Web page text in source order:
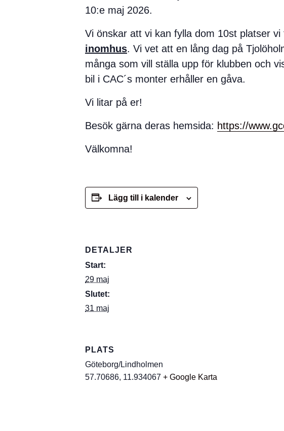
10:e maj 2026.
Vi önskar att vi kan fylla dom 10st platser vi
inomhus. Vi vet att en lång dag på
många som vill ställa upp för klubben och
bil i CAC´s monter erhåller en gåva.
Vi litar på er!
Besök gärna deras hemsida: https://
Välkomna!
Lägg till i kalender
DETALJER
Start:
29 maj
Slutet:
31 maj
PLATS
Göteborg/Lindholmen
57.70686, 11.934067 + Google Karta